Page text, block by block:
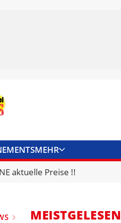
MEHR
KONTAKT
aktuelle Preise !!
MEISTGELESEN